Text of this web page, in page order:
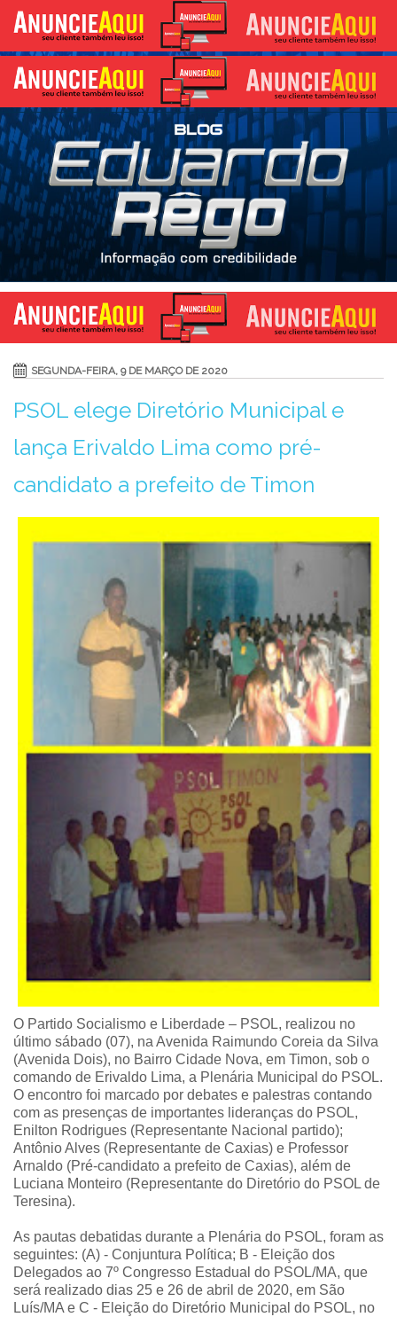
SEGUNDA-FEIRA, 9 DE MARÇO DE 2020
PSOL elege Diretório Municipal e
lança Erivaldo Lima como pré-
candidato a prefeito de Timon
O Partido Socialismo e Liberdade – PSOL, realizou no
último sábado (07), na Avenida Raimundo Coreia da Silva
(Avenida Dois), no Bairro Cidade Nova, em Timon, sob o
comando de Erivaldo Lima, a Plenária Municipal do PSOL.
O encontro foi marcado por debates e palestras contando
com as presenças de importantes lideranças do PSOL,
Enilton Rodrigues (Representante Nacional partido);
Antônio Alves (Representante de Caxias) e Professor
Arnaldo (Pré-candidato a prefeito de Caxias), além de
Luciana Monteiro (Representante do Diretório do PSOL de
Teresina).
As pautas debatidas durante a Plenária do PSOL, foram as
seguintes: (A) - Conjuntura Política; B - Eleição dos
Delegados ao 7º Congresso Estadual do PSOL/MA, que
será realizado dias 25 e 26 de abril de 2020, em São
Luís/MA e C - Eleição do Diretório Municipal do PSOL, no